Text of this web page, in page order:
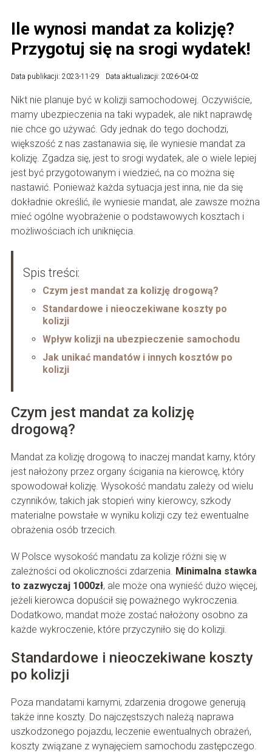
Ile wynosi mandat za kolizję?
Przygotuj się na srogi wydatek!
Data publikacji: 2023-11-29 Data aktualizacji: 2026-04-02
Nikt nie planuje być w kolizji samochodowej. Oczywiście,
mamy ubezpieczenia na taki wypadek, ale nikt naprawdę
nie chce go używać. Gdy jednak do tego dochodzi,
większość z nas zastanawia się, ile wyniesie mandat za
kolizję. Zgadza się, jest to srogi wydatek, ale o wiele lepiej
jest być przygotowanym i wiedzieć, na co można się
nastawić. Ponieważ każda sytuacja jest inna, nie da się
dokładnie określić, ile wyniesie mandat, ale zawsze można
mieć ogólne wyobrażenie o podstawowych kosztach i
możliwościach ich uniknięcia.
Spis treści:
Czym jest mandat za kolizję drogową?
Standardowe i nieoczekiwane koszty po
kolizji
Wpływ kolizji na ubezpieczenie samochodu
Jak unikać mandatów i innych kosztów po
kolizji
Czym jest mandat za kolizję
drogową?
Mandat za kolizję drogową to inaczej mandat karny, który
jest nałożony przez organy ścigania na kierowcę, który
spowodował kolizję. Wysokość mandatu zależy od wielu
czynników, takich jak stopień winy kierowcy, szkody
materialne powstałe w wyniku kolizji czy też ewentualne
obrażenia osób trzecich.
W Polsce wysokość mandatu za kolizje różni się w
zależności od okoliczności zdarzenia. Minimalna stawka
to zazwyczaj 1000zł, ale może ona wynieść dużo więcej,
jeżeli kierowca dopuścił się poważnego wykroczenia.
Dodatkowo, mandat może zostać nałożony osobno za
każde wykroczenie, które przyczyniło się do kolizji.
Standardowe i nieoczekiwane koszty
po kolizji
Poza mandatami karnymi, zdarzenia drogowe generują
także inne koszty. Do najczęstszych należą naprawa
uszkodzonego pojazdu, leczenie ewentualnych obrażeń,
koszty związane z wynajęciem samochodu zastępczego.